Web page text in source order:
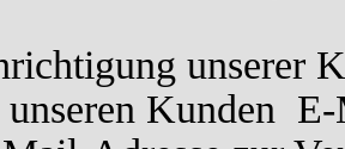
unserer
unseren Kunden E-